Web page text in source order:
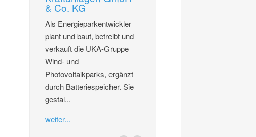
& Co. KG
Als Energieparkentwickler
plant und baut, betreibt und
verkauft die UKA-Gruppe
Wind- und
Photovoltaikparks, ergänzt
durch Batteriespeicher. Sie
gestal...
weiter...